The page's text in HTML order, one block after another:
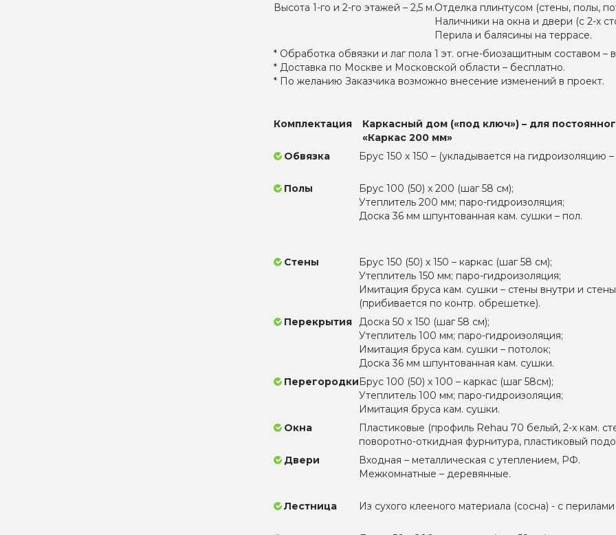
Высота 1-го и 2-го этажей – 2,5 м.Отделка плинтусом (стены, полы,
Наличники на окна и двери (с 2-х
Перила и балясины на террасе.
* Обработка обвязки и лаг пола 1 эт. огне-биозащитным составом –
* Доставка по Москве и Московской области – бесплатно.
* По желанию Заказчика возможно внесение изменений в проект.
Комплектация
Каркасный дом («под ключ») – для
«Каркас 200 мм»
Обвязка
Брус 150 х 150 – (укладывается на гидроизоляцию
Полы
Брус 100 (50) х 200 (шаг 58 см);
Утеплитель 200 мм; паро-гидроизоляция;
Доска 36 мм шпунтованная кам. сушки – пол.
Стены
Брус 150 (50) х 150 – каркас (шаг 58 см);
Утеплитель 150 мм; паро-гидроизоляция;
Имитация бруса кам. сушки – стены внутри и
(прибивается по контр. обрешетке).
Перекрытия
Доска 50 х 150 (шаг 58 см);
Утеплитель 100 мм; паро-гидроизоляция;
Имитация бруса кам. сушки – потолок;
Доска 36 мм шпунтованная кам. сушки.
ПерегородкиБрус 100 (50) х 100 – каркас (шаг 58см);
Утеплитель 100 мм; паро-гидроизоляция;
Имитация бруса кам. сушки.
Окна
Пластиковые (профиль Rehau 70 белый, 2-х кам.
поворотно-откидная фурнитура, пластиковый
Двери
Входная – металлическая с утеплением, РФ.
Межкомнатные – деревянные.
Лестница Из сухого клееного материала (сосна) - с